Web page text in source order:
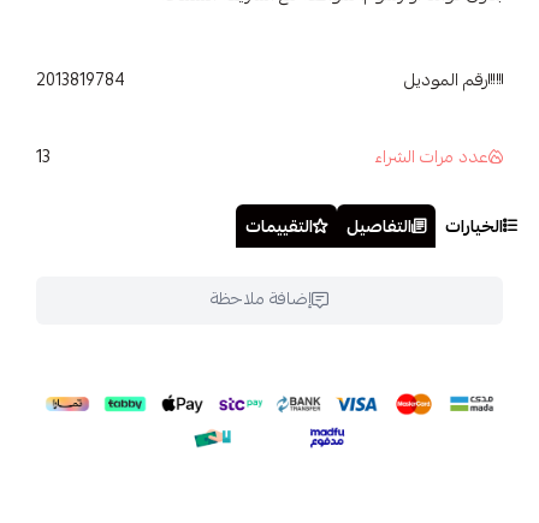
رقم الموديل 2013819784
عدد مرات الشراء 13
الخيارات التفاصيل التقييمات
إضافة ملاحظة